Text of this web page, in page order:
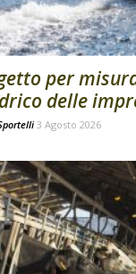
per
delle
3 Agosto 2026